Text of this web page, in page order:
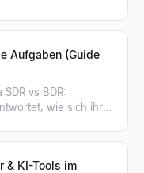
Aufgaben (Guide
vs BDR:
wie sich ihre
& KI-Tools im